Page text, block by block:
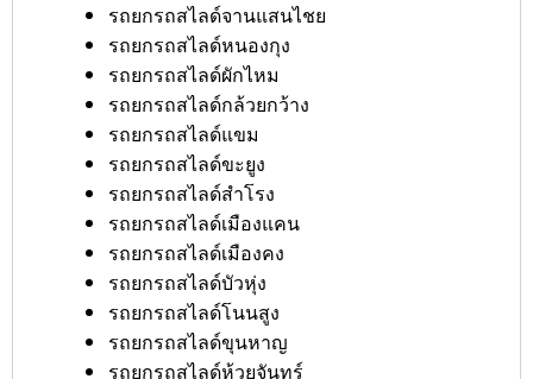
รถยกรถสไลด์จานแสนไชย
รถยกรถสไลด์หนองกุง
รถยกรถสไลด์ผักไหม
รถยกรถสไลด์กล้วยกว้าง
รถยกรถสไลด์แขม
รถยกรถสไลด์ขะยูง
รถยกรถสไลด์สำโรง
รถยกรถสไลด์เมืองแคน
รถยกรถสไลด์เมืองคง
รถยกรถสไลด์บัวหุ่ง
รถยกรถสไลด์โนนสูง
รถยกรถสไลด์ขุนหาญ
รถยกรถสไลด์ห้วยจันทร์